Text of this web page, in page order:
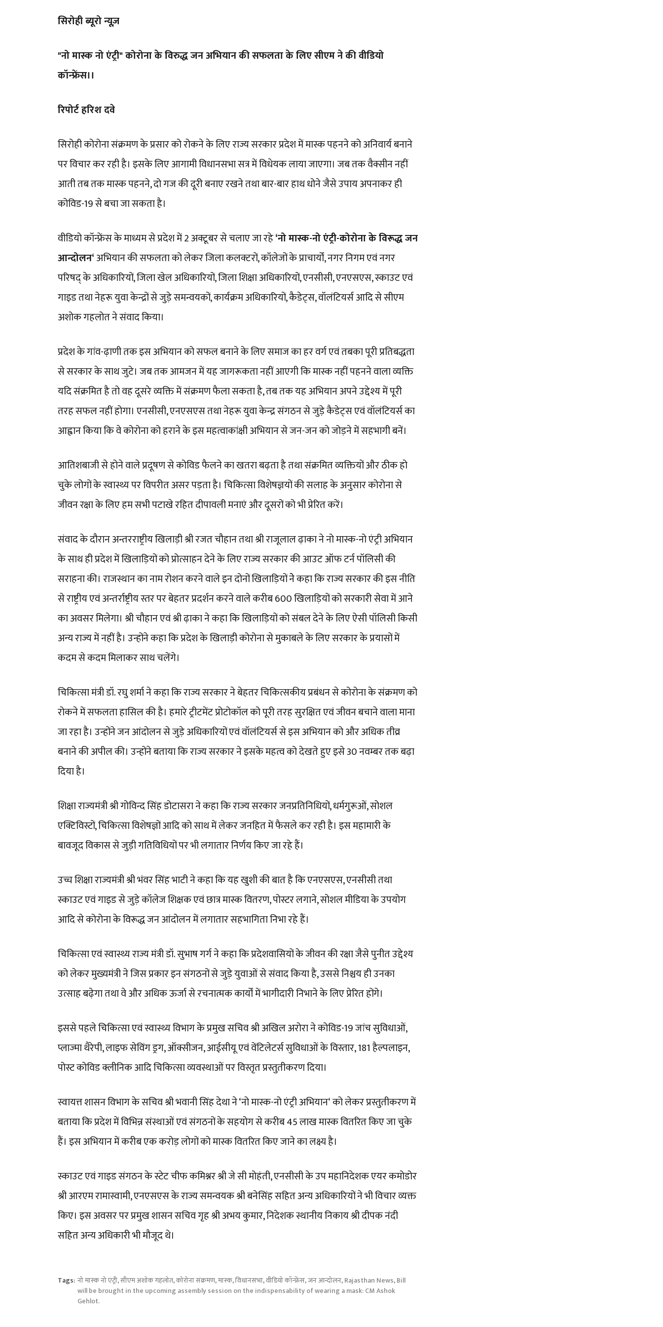
सिरोही ब्यूरो न्यूज़
"नो मास्क नो एंट्री" कोरोना के विरुद्ध जन अभियान की सफलता के लिए सीएम ने की वीडियो
कॉन्फ्रेंस।।
रिपोर्ट हरिश दवे
सिरोही कोरोना संक्रमण के प्रसार को रोकने के लिए राज्य सरकार प्रदेश में मास्क पहनने को अनिवार्य बनाने
पर विचार कर रही है। इसके लिए आगामी विधानसभा सत्र में विधेयक लाया जाएगा। जब तक वैक्सीन नहीं
आती तब तक मास्क पहनने, दो गज की दूरी बनाए रखने तथा बार-बार हाथ धोने जैसे उपाय अपनाकर ही
कोविड-19 से बचा जा सकता है।
वीडियो कॉन्फ्रेंस के माध्यम से प्रदेश में 2 अक्टूबर से चलाए जा रहे‘नो मास्क-नो एंट्री-कोरोना के विरूद्ध जन
आन्दोलन‘अभियान की सफलता को लेकर जिला कलक्टरों, कॉलेजों के प्राचार्यों, नगर निगम एवं नगर
परिषद् के अधिकारियों, जिला खेल अधिकारियों, जिला शिक्षा अधिकारियों, एनसीसी, एनएसएस, स्काउट एवं
गाइड तथा नेहरू युवा केन्द्रों से जुड़े समन्वयकों, कार्यक्रम अधिकारियों, कैडेट्स, वॉलंटियर्स आदि से सीएम
अशोक गहलोत ने संवाद किया।
प्रदेश के गांव-ढ़ाणी तक इस अभियान को सफल बनाने के लिए समाज का हर वर्ग एवं तबका पूरी प्रतिबद्धता
से सरकार के साथ जुटे। जब तक आमजन में यह जागरूकता नहीं आएगी कि मास्क नहीं पहनने वाला व्यक्ति
यदि संक्रमित है तो वह दूसरे व्यक्ति में संक्रमण फैला सकता है, तब तक यह अभियान अपने उद्देश्य में पूरी
तरह सफल नहीं होगा। एनसीसी, एनएसएस तथा नेहरू युवा केन्द्र संगठन से जुड़े कैडेट्स एवं वॉलंटियर्स का
आह्वान किया कि वे कोरोना को हराने के इस महत्वाकांक्षी अभियान से जन-जन को जोड़ने में सहभागी बनें।
आतिशबाजी से होने वाले प्रदूषण से कोविड फैलने का खतरा बढ़ता है तथा संक्रमित व्यक्तियों और ठीक हो
चुके लोगों के स्वास्थ्य पर विपरीत असर पड़ता है। चिकित्सा विशेषज्ञयों की सलाह के अनुसार कोरोना से
जीवन रक्षा के लिए हम सभी पटाखे रहित दीपावली मनाएं और दूसरों को भी प्रेरित करें।
संवाद के दौरान अन्तरराष्ट्रीय खिलाड़ी श्री रजत चौहान तथा श्री राजूलाल ढ़ाका ने नो मास्क-नो एंट्री अभियान
के साथ ही प्रदेश में खिलाड़ियों को प्रोत्साहन देने के लिए राज्य सरकार की आउट ऑफ टर्न पॉलिसी की
सराहना की। राजस्थान का नाम रोशन करने वाले इन दोनों खिलाड़ियों नेे कहा कि राज्य सरकार की इस नीति
से राष्ट्रीय एवं अन्तर्राष्ट्रीय स्तर पर बेहतर प्रदर्शन करने वाले करीब 600 खिलाड़ियों को सरकारी सेवा में आने
का अवसर मिलेगा। श्री चौहान एवं श्री ढ़ाका ने कहा कि खिलाड़ियों को संबल देने के लिए ऐसी पॉलिसी किसी
अन्य राज्य में नहीं है। उन्होंने कहा कि प्रदेश के खिलाड़ी कोरोना से मुकाबले के लिए सरकार के प्रयासों में
कदम से कदम मिलाकर साथ चलेंगे।
चिकित्सा मंत्री डॉ. रघु शर्मा ने कहा कि राज्य सरकार ने बेहतर चिकित्सकीय प्रबंधन से कोरोना के संक्रमण को
रोकने में सफलता हासिल की है। हमारे ट्रीटमेंट प्रोटोकॉल को पूरी तरह सुरक्षित एवं जीवन बचाने वाला माना
जा रहा है। उन्होंने जन आंदोलन से जुड़े अधिकारियों एवं वॉलंटियर्स से इस अभियान को और अधिक तीव्र
बनाने की अपील की। उन्होंने बताया कि राज्य सरकार ने इसके महत्व को देखते हुए इसे 30 नवम्बर तक बढ़ा
दिया है।
शिक्षा राज्यमंत्री श्री गोविन्द सिंह डोटासरा ने कहा कि राज्य सरकार जनप्रतिनिधियों, धर्मगुरूओं, सोशल
एक्टिविस्टों, चिकित्सा विशेषज्ञों आदि को साथ में लेकर जनहित में फैसले कर रही है। इस महामारी के
बावजूद विकास से जुड़ी गतिविधियों पर भी लगातार निर्णय किए जा रहे हैं।
उच्च शिक्षा राज्यमंत्री श्री भंवर सिंह भाटी ने कहा कि यह खुशी की बात है कि एनएसएस, एनसीसी तथा
स्काउट एवं गाइड से जुड़े कॉलेज शिक्षक एवं छात्र मास्क वितरण, पोस्टर लगाने, सोशल मीडिया के उपयोग
आदि से कोरोना के विरूद्ध जन आंदोलन में लगातार सहभागिता निभा रहे हैं।
चिकित्सा एवं स्वास्थ्य राज्य मंत्री डॉ. सुभाष गर्ग ने कहा कि प्रदेशवासियों के जीवन की रक्षा जैसे पुनीत उद्देश्य
को लेकर मुख्यमंत्री ने जिस प्रकार इन संगठनों से जुड़े युवाओं से संवाद किया है, उससे निश्चय ही उनका
उत्साह बढ़ेगा तथा वे और अधिक ऊर्जा से रचनात्मक कार्यों में भागीदारी निभाने के लिए प्रेरित होंगे।
इससे पहले चिकित्सा एवं स्वास्थ्य विभाग के प्रमुख सचिव श्री अखिल अरोरा ने कोविड-19 जांच सुविधाओं,
प्लाज्मा थैरेपी, लाइफ सेविंग ड्रग, ऑक्सीजन, आईसीयू एवं वेंटिलेटर्स सुविधाओं के विस्तार, 181 हैल्पलाइन,
पोस्ट कोविड क्लीनिक आदि चिकित्सा व्यवस्थाओं पर विस्तृत प्रस्तुतीकरण दिया।
स्वायत्त शासन विभाग के सचिव श्री भवानी सिंह देथा ने ‘नो मास्क-नो एंट्री अभियान‘ को लेकर प्रस्तुतीकरण में
बताया कि प्रदेश में विभिन्न संस्थाओं एवं संगठनों के सहयोग से करीब 45 लाख मास्क वितरित किए जा चुके
हैं। इस अभियान में करीब एक करोड़ लोगों को मास्क वितरित किए जाने का लक्ष्य है।
स्काउट एवं गाइड संगठन के स्टेट चीफ कमिश्नर श्री जे सी मोहंती, एनसीसी के उप महानिदेशक एयर कमोडोर
श्री आरएम रामास्वामी, एनएसएस के राज्य समन्वयक श्री बनेसिंह सहित अन्य अधिकारियों ने भी विचार व्यक्त
किए। इस अवसर पर प्रमुख शासन सचिव गृह श्री अभय कुमार, निदेशक स्थानीय निकाय श्री दीपक नंदी
सहित अन्य अधिकारी भी मौजूद थे।
Tags: नो मास्क नो एंट्री,सीएम अशोक गहलोत,कोरोना संक्रमण,मास्क,विधानसभा,वीडियो कॉन्फ्रेंस,जन आन्दोलन,Rajasthan News,Bill
will be brought in the upcoming assembly session on the indispensability of wearing a mask: CM Ashok
Gehlot.